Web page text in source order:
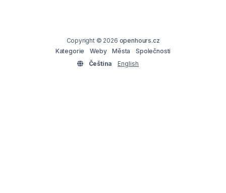
Copyright © 2026 openhours.cz
Kategorie
Weby Města
Společnosti
Čeština
English